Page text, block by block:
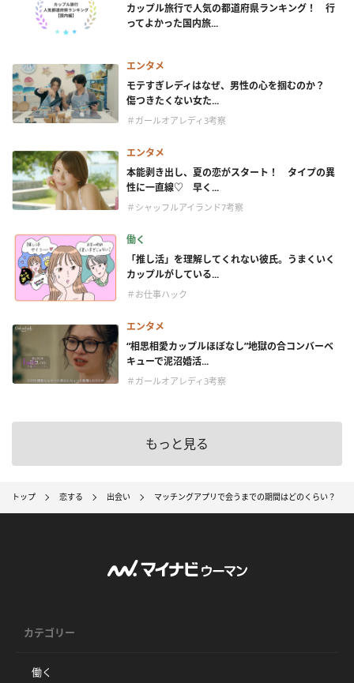
カップル旅行で人気の都道府県ランキング！ 行
ってよかった国内旅...
エンタメ
モテすぎレディはなぜ、男性の心を掴むのか？
傷つきたくない女た...
＃ガールオアレディ3考察
エンタメ
本能剥き出し、夏の恋がスタート！ タイプの異
性に一直線♡ 早く...
＃シャッフルアイランド7考察
働く
「推し活」を理解してくれない彼氏。うまくいく
カップルがしている...
＃お仕事ハック
エンタメ
“相思相愛カップルほぼなし”地獄の合コンバーベ
キューで泥沼婚活...
＃ガールオアレディ3考察
もっと見る
トップ 恋する 出会い マッチングアプリで会うまでの期間はどのくらい？ 初
カテゴリー
働く